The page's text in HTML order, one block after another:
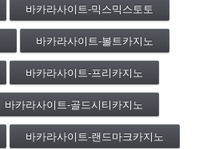
바카라사이트-믹스믹스토토
바카라사이트-볼트카지노
바카라사이트-프리카지노
바카라사이트-골드시티카지노
바카라사이트-랜드마크카지노